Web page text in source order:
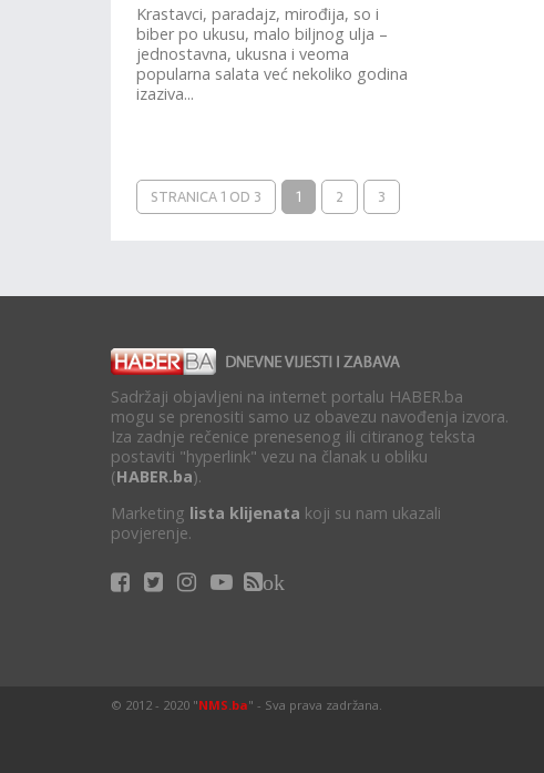
Krastavci, paradajz, mirođija, so i
biber po ukusu, malo biljnog ulja –
jednostavna, ukusna i veoma
popularna salata već nekoliko godina
izaziva...
STRANICA 1 OD 3 1 2 3
Sadržaji objavljeni na internet portalu HABER.ba
mogu se prenositi samo uz obavezu navođenja izvora.
Iza zadnje rečenice prenesenog ili citiranog teksta
postaviti "hyperlink" vezu na članak u obliku
(HABER.ba).
Marketing lista klijenata koji su nam ukazali
povjerenje.
ok
© 2012 - 2020 "NMS.ba" - Sva prava zadržana.